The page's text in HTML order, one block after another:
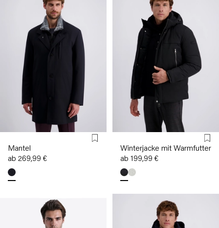
Mantel
ab 269,99 €
Winterjacke mit Warmfutter
ab 199,99 €